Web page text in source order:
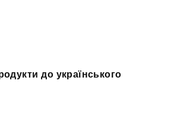
до українського